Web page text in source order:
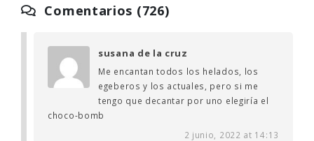
Comentarios (726)
susana de la cruz
Me encantan todos los helados, los
egeberos y los actuales, pero si me
tengo que decantar por uno elegiría el
choco-bomb
2 junio, 2022 at 14:13